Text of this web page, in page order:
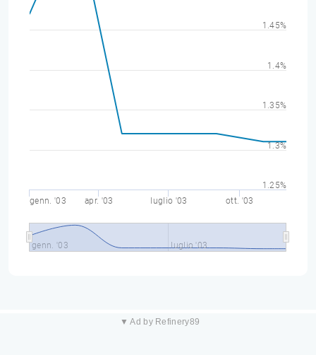
genn. '03 apr. '03 luglio '03 ott. '03
genn. '03 luglio '03
1.25%
1.3%
1.35%
1.4%
1.45%
▼ Ad by Refinery89